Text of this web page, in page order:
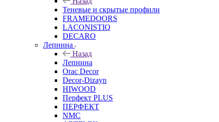
Теневые и скрытые профили
FRAMEDOORS
LACONISTIQ
DECARO
Лепнина
Назад
Лепнина
Orac Decor
Decor-Dizayn
HIWOOD
Перфект PLUS
ПЕРФЕКТ
NMC